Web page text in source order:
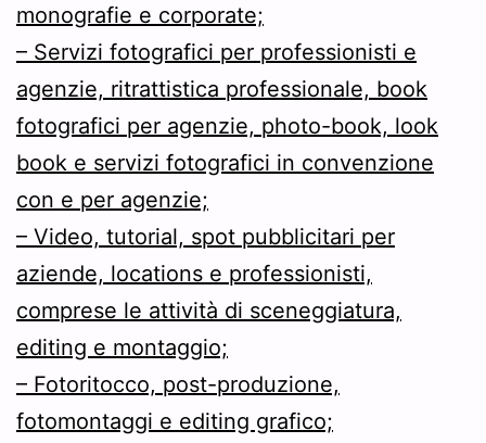
monografie e corporate;
– Servizi fotografici per professionisti e
agenzie, ritrattistica professionale, book
fotografici per agenzie, photo-book, look
book e servizi fotografici in convenzione
con e per agenzie;
– Video, tutorial, spot pubblicitari per
aziende, locations e professionisti,
comprese le attività di sceneggiatura,
editing e montaggio;
– Fotoritocco, post-produzione,
fotomontaggi e editing grafico;